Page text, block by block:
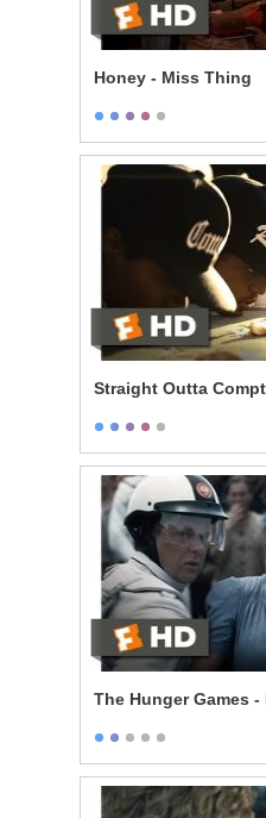
Honey - Miss Thing
Straight Outta
The Hunger Games -